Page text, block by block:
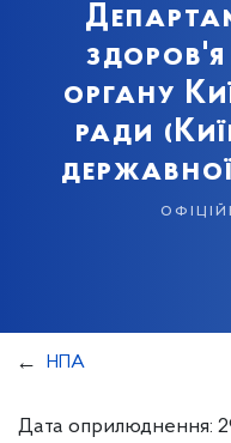
органу
ради
НПА
Дата оприлюднення: